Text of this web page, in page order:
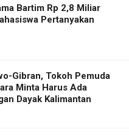
Bartim Rp 2,8 Miliar
Pertanyakan
Gibran, Tokoh Pemuda
Minta Harus Ada
Dayak Kalimantan